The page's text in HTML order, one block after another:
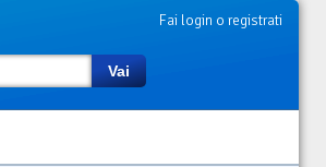
Fai login o registrati
Vai